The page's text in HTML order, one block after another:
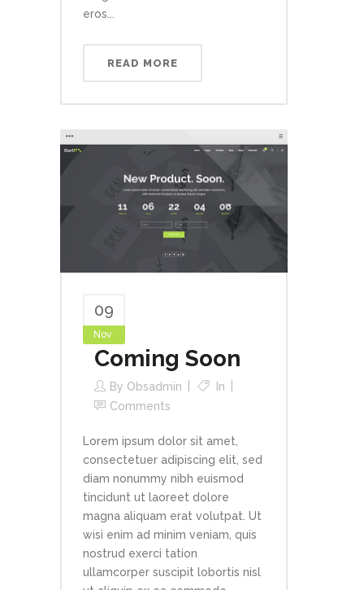
eros...
READ MORE
09
Nov
Coming Soon
By Obsadmin
In
Comments
Lorem ipsum dolor sit amet,
consectetuer adipiscing elit, sed
diam nonummy nibh euismod
tincidunt ut laoreet dolore
magna aliquam erat volutpat. Ut
wisi enim ad minim veniam, quis
nostrud exerci tation
ullamcorper suscipit lobortis nisl